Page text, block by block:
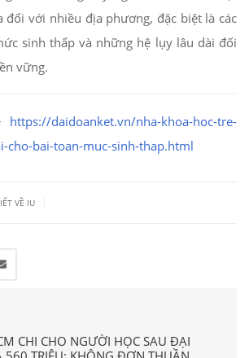
đối với nhiều địa phương, đặc biệt là các
sinh thấp và những hệ lụy lâu dài đối
vững.
https://daidoanket.vn/nha-khoa-hoc-tre-
cho-bai-toan-muc-sinh-thap.html
VỀ IU
CHI CHO NGƯỜI HỌC SAU ĐẠI